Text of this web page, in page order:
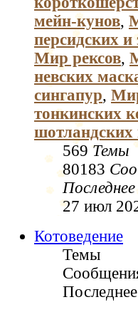
мейн-кунов,
персидских
Мир рексов,
невских
сингапур,
тонкинских
569 Темы
80183
27 июл
Котоведение
Темы